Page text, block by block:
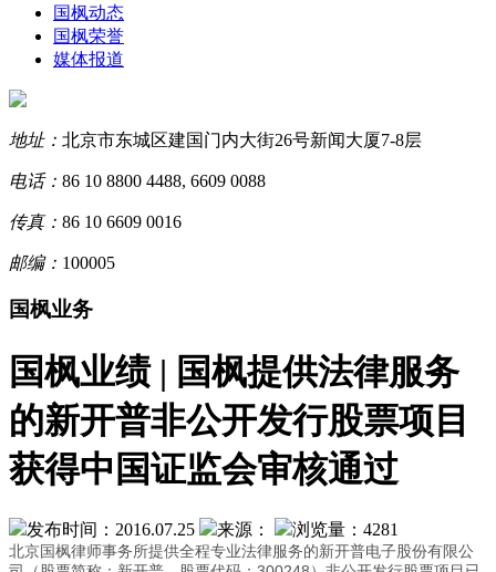
国枫动态
国枫荣誉
媒体报道
地址： 北京市东城区建国门内大街26号新闻大厦7-8层
电话： 86 10 8800 4488, 6609 0088
传真： 86 10 6609 0016
邮编： 100005
国枫业务
国枫业绩 | 国枫提供法律服务
的新开普非公开发行股票项目
获得中国证监会审核通过
发布时间：2016.07.25 来源： 浏览量：4281
北京国枫律师事务所提供全程专业法律服务的新开普电子股份有限公